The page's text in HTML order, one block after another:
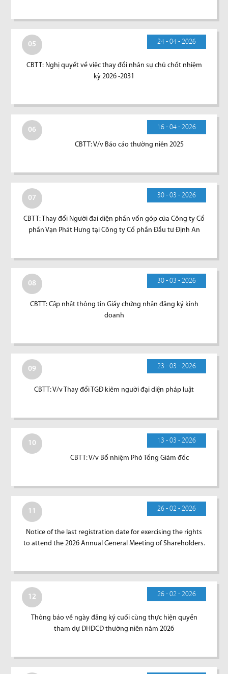
05 24 - 04 - 2026
CBTT: Nghị quyết về việc thay đổi nhân sự chủ chốt nhiệm
kỳ 2026 -2031
06 16 - 04 - 2026
CBTT: V/v Báo cáo thường niên 2025
07 30 - 03 - 2026
CBTT: Thay đổi Người đai diện phần vốn góp của Công ty Cổ
phần Vạn Phát Hưng tại Công ty Cổ phần Đầu tư Định An
08 30 - 03 - 2026
CBTT: Cập nhật thông tin Giấy chứng nhận đăng ký kinh
doanh
09 23 - 03 - 2026
CBTT: V/v Thay đổi TGĐ kiêm người đại diện pháp luật
10 13 - 03 - 2026
CBTT: V/v Bổ nhiệm Phó Tổng Giám đốc
11 26 - 02 - 2026
Notice of the last registration date for exercising the rights
to attend the 2026 Annual General Meeting of Shareholders.
12 26 - 02 - 2026
Thông báo về ngày đăng ký cuối cùng thực hiện quyền
tham dự ĐHĐCĐ thường niên năm 2026